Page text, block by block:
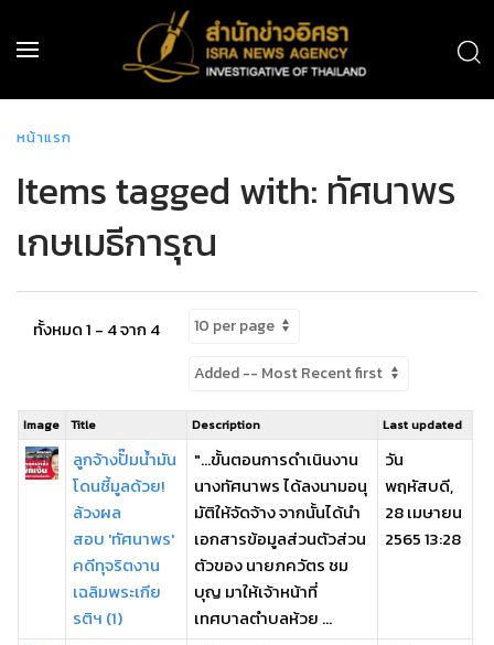
หน้าแรก
Items tagged with: ทัศนาพร
เกษเมธีการุณ
ทั้งหมด 1 - 4 จาก 4
Image Title Description Last updated
ลูกจ้างปั๊มน้ำมัน
โดนชี้มูลด้วย!
ล้วงผล
สอบ 'ทัศนาพร'
คดีทุจริตงาน
เฉลิมพระเกีย
รติฯ (1)
"...ขั้นตอนการดำเนินงาน
นางทัศนาพร ได้ลงนามอนุ
มัติให้จัดจ้าง จากนั้นได้นำ
เอกสารข้อมูลส่วนตัวส่วน
ตัวของ นายภควัตร ชม
บุญ มาให้เจ้าหน้าที่
เทศบาลตำบลห้วย ...
วัน
พฤหัสบดี,
28 เมษายน
2565 13:28